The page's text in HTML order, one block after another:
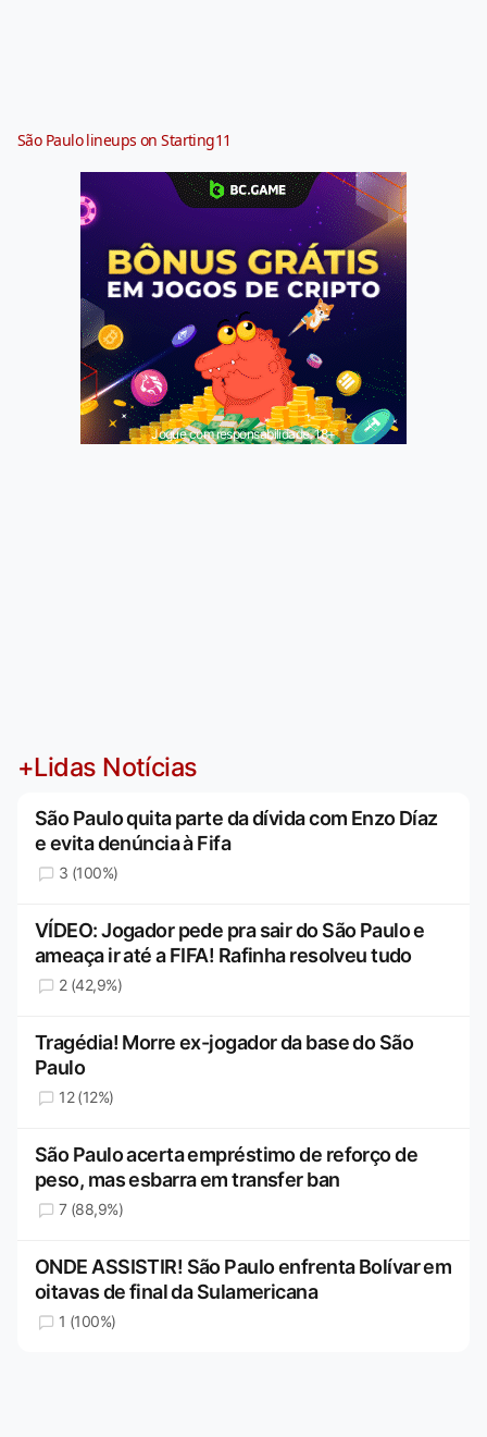
São Paulo lineups on Starting11
Jogue com responsabilidade. 18+
+Lidas Notícias
São Paulo quita parte da dívida com Enzo Díaz
e evita denúncia à Fifa
3 (100%)
VÍDEO: Jogador pede pra sair do São Paulo e
ameaça ir até a FIFA! Rafinha resolveu tudo
2 (42,9%)
Tragédia! Morre ex-jogador da base do São
Paulo
12 (12%)
São Paulo acerta empréstimo de reforço de
peso, mas esbarra em transfer ban
7 (88,9%)
ONDE ASSISTIR! São Paulo enfrenta Bolívar em
oitavas de final da Sulamericana
1 (100%)